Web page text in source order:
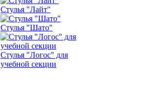
Стулья "Лайт"
Стулья "Шато"
Стулья "Логос" для
учебной секции